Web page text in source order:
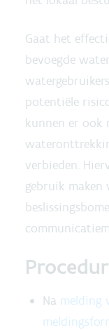
Gaat het
bevoegde
potentiële
kunnen er ook
verbieden.
gebruik maken
Na melding